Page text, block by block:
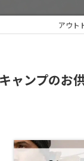
アウト
ャンプのお供